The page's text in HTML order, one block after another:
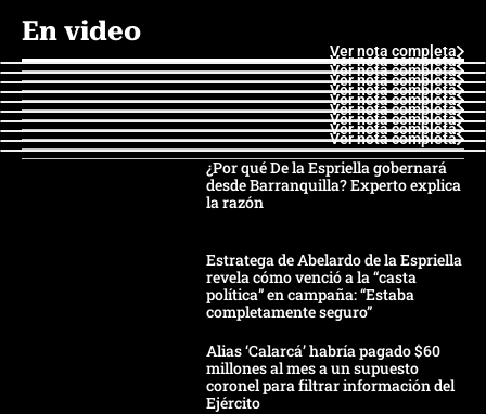
En video
Ver nota completa
Ver nota completa
Ver nota completa
Ver nota completa
Ver nota completa
Ver nota completa
Ver nota completa
Ver nota completa
Ver nota completa
Ver nota completa
¿Por qué De la Espriella gobernará
desde Barranquilla? Experto explica
la razón
Estratega de Abelardo de la Espriella
revela cómo venció a la “casta
política” en campaña: “Estaba
completamente seguro”
Alias ‘Calarcá’ habría pagado $60
millones al mes a un supuesto
coronel para filtrar información del
Ejército